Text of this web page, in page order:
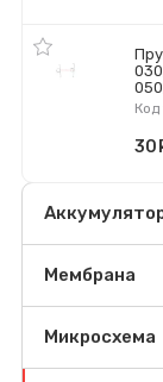
30
Мембрана
Микросхема